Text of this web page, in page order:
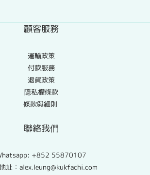
顧客服務
運輸政策
付款服務
退貨政策
隱私權條款
條款與細則
聯絡我們
+852 55870107
址：alex.leung@kukfachi.com